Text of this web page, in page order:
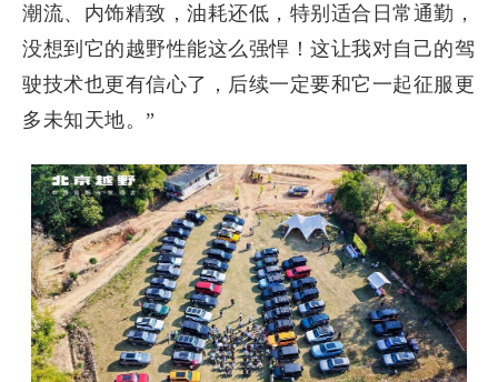
潮流、内饰精致，油耗还低，特别适合日常通勤，
没想到它的越野性能这么强悍！这让我对自己的驾
驶技术也更有信心了，后续一定要和它一起征服更
多未知天地。”